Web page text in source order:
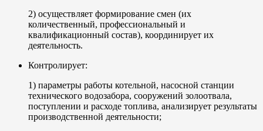
2) осуществляет формирование смен (их
количественный, профессиональный и
квалификационный состав), координирует их
деятельность.
Контролирует:
1) параметры работы котельной, насосной станции
технического водозабора, сооружений золоотвала,
поступлении и расходе топлива, анализирует результаты
производственной деятельности;